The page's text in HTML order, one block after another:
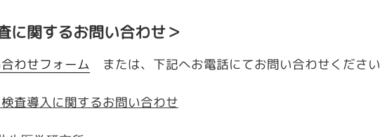
に関するお問い合わせ＞
わせフォーム または、下記へお電話にてお問い合わせください
査導入に関するお問い合わせ